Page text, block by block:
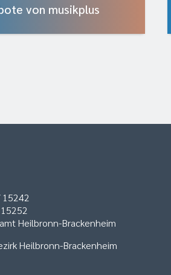
von musikplus
Heilbronn-Brackenheim
Heilbronn-Brackenheim